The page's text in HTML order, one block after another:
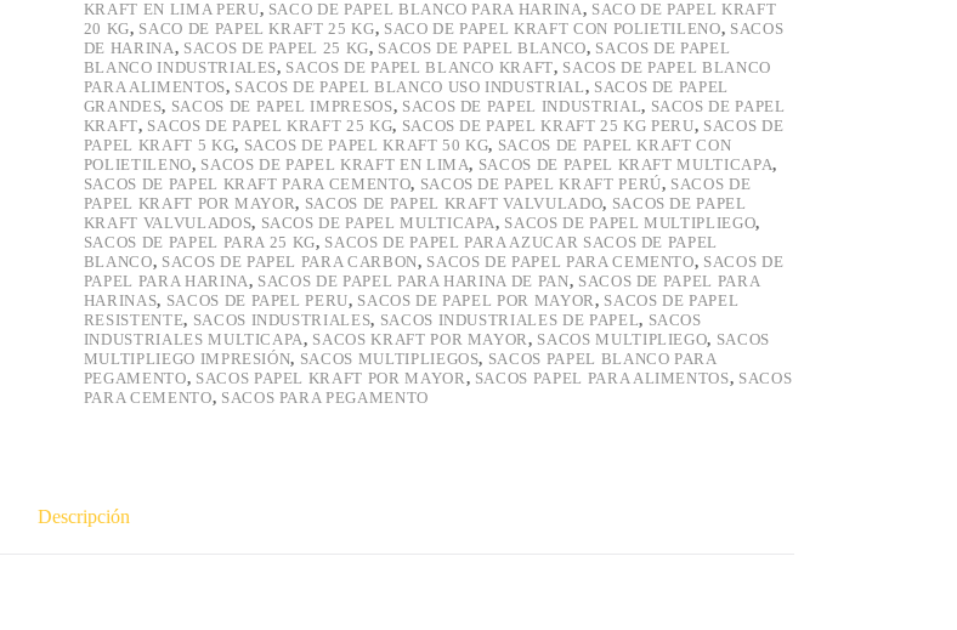
KRAFT EN LIMA PERU, SACO DE PAPEL BLANCO PARA HARINA, SACO DE PAPEL KRAFT
20 KG, SACO DE PAPEL KRAFT 25 KG, SACO DE PAPEL KRAFT CON POLIETILENO, SACOS
DE HARINA, SACOS DE PAPEL 25 KG, SACOS DE PAPEL BLANCO, SACOS DE PAPEL
BLANCO INDUSTRIALES, SACOS DE PAPEL BLANCO KRAFT, SACOS DE PAPEL BLANCO
PARA ALIMENTOS, SACOS DE PAPEL BLANCO USO INDUSTRIAL, SACOS DE PAPEL
GRANDES, SACOS DE PAPEL IMPRESOS, SACOS DE PAPEL INDUSTRIAL, SACOS DE PAPEL
KRAFT, SACOS DE PAPEL KRAFT 25 KG, SACOS DE PAPEL KRAFT 25 KG PERU, SACOS DE
PAPEL KRAFT 5 KG, SACOS DE PAPEL KRAFT 50 KG, SACOS DE PAPEL KRAFT CON
POLIETILENO, SACOS DE PAPEL KRAFT EN LIMA, SACOS DE PAPEL KRAFT MULTICAPA,
SACOS DE PAPEL KRAFT PARA CEMENTO, SACOS DE PAPEL KRAFT PERÚ, SACOS DE
PAPEL KRAFT POR MAYOR, SACOS DE PAPEL KRAFT VALVULADO, SACOS DE PAPEL
KRAFT VALVULADOS, SACOS DE PAPEL MULTICAPA, SACOS DE PAPEL MULTIPLIEGO,
SACOS DE PAPEL PARA 25 KG, SACOS DE PAPEL PARA AZUCAR SACOS DE PAPEL
BLANCO, SACOS DE PAPEL PARA CARBON, SACOS DE PAPEL PARA CEMENTO, SACOS DE
PAPEL PARA HARINA, SACOS DE PAPEL PARA HARINA DE PAN, SACOS DE PAPEL PARA
HARINAS, SACOS DE PAPEL PERU, SACOS DE PAPEL POR MAYOR, SACOS DE PAPEL
RESISTENTE, SACOS INDUSTRIALES, SACOS INDUSTRIALES DE PAPEL, SACOS
INDUSTRIALES MULTICAPA, SACOS KRAFT POR MAYOR, SACOS MULTIPLIEGO, SACOS
MULTIPLIEGO IMPRESIÓN, SACOS MULTIPLIEGOS, SACOS PAPEL BLANCO PARA
PEGAMENTO, SACOS PAPEL KRAFT POR MAYOR, SACOS PAPEL PARA ALIMENTOS, SACOS
PARA CEMENTO, SACOS PARA PEGAMENTO
Descripción